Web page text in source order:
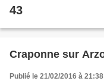
43
Publié le 21/02/2016 à 21:38